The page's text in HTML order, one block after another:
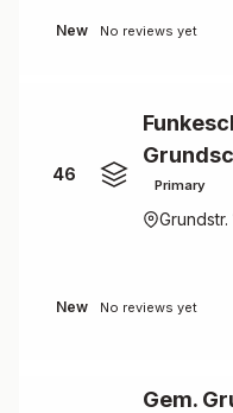
New No reviews yet
46
Primary
Grundstr.
New No reviews yet
Gem.